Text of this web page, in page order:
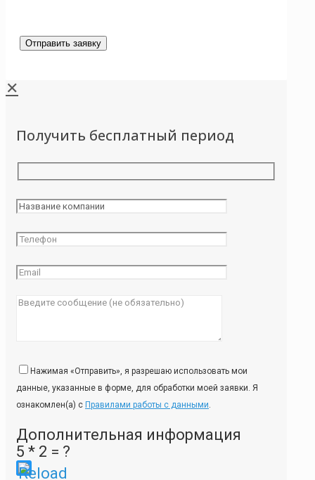
✕
Получить бесплатный период
Нажимая «Отправить», я разрешаю использовать мои
данные, указанные в форме, для обработки моей заявки. Я
ознакомлен(а) с Правилами работы с данными.
Дополнительная информация
5 * 2 = ?